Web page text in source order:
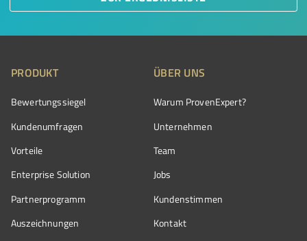
PRODUKT
Bewertungssiegel
Kundenumfragen
Vorteile
Enterprise Solution
Partnerprogramm
Auszeichnungen
ÜBER UNS
Warum ProvenExpert?
Unternehmen
Team
Jobs
Kundenstimmen
Kontakt